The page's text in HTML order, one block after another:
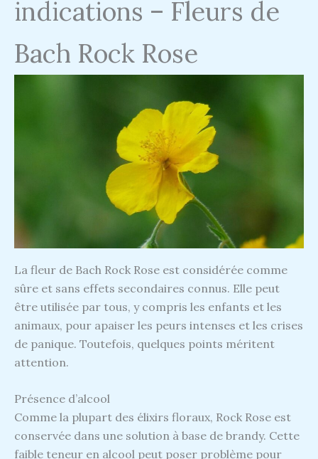
indications – Fleurs de
Bach Rock Rose
La fleur de Bach Rock Rose est considérée comme
sûre et sans effets secondaires connus. Elle peut
être utilisée par tous, y compris les enfants et les
animaux, pour apaiser les peurs intenses et les crises
de panique. Toutefois, quelques points méritent
attention.
Présence d’alcool
Comme la plupart des élixirs floraux, Rock Rose est
conservée dans une solution à base de brandy. Cette
faible teneur en alcool peut poser problème pour